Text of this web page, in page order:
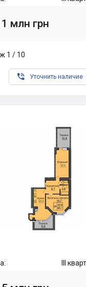
млн грн
1 / 10
 Уточнить наличие
III